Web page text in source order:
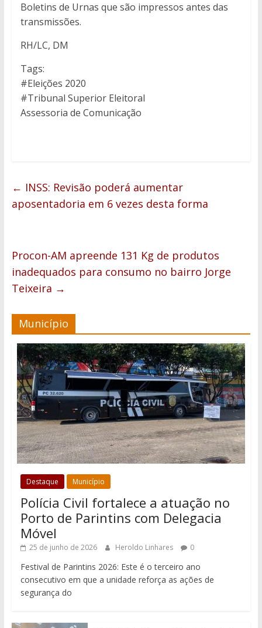
Boletins de Urnas que são impressos antes das
transmissões.
RH/LC, DM
Tags:
#Eleições 2020
#Tribunal Superior Eleitoral
Assessoria de Comunicação
← INSS: Revisão poderá aumentar
aposentadoria em 6 vezes desta forma
Procon-AM apreende 131 Kg de produtos
inadequados para consumo no bairro Jorge
Teixeira →
Município
Destaque Município
Polícia Civil fortalece a atuação no
Porto de Parintins com Delegacia
Móvel
25 de junho de 2026 Heroldo Linhares 0
Festival de Parintins 2026: Este é o terceiro ano
consecutivo em que a unidade reforça as ações de
segurança do